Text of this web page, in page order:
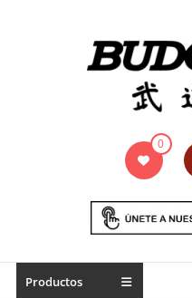
Indumentaria
marciales
Todo
0
Productos